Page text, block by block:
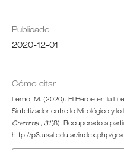
Publicado
2020-12-01
Cómo citar
Lemo, M. (2020). El Héroe en la
Sintetizador entre lo Mitológico y lo
Gramma , 31(8). Recuperado a
http://p3.usal.edu.ar/index.php/